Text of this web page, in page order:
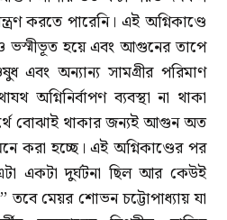
করতে পারেনি। এই অগ্নিকাণ্ডে
ভস্মীভূত হয়ে এবং আগুনের তাপে
এবং অন্যান্য সামগ্রীর পরিমাণ
অগ্নিনির্বাপণ ব্যবস্থা না থাকা
বোঝাই থাকার জন্যই আগুন অত
করা হচ্ছে। এই অগ্নিকাণ্ডের পর
একটা দুর্ঘটনা ছিল আর কেউই
তবে মেয়র শোভন চট্টোপাধ্যায় যা